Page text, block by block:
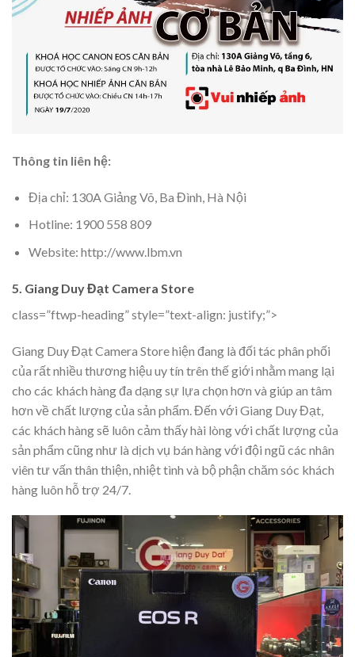
Thông tin liên hệ:
Địa chỉ: 130A Giảng Võ, Ba Đình, Hà Nội
Hotline: 1900 558 809
Website: http://www.lbm.vn
5. Giang Duy Đạt Camera Store
class=”ftwp-heading” style=”text-align: justify;”>
Giang Duy Đạt Camera Store hiện đang là đối tác phân phối
của rất nhiều thương hiệu uy tín trên thế giới nhằm mang lại
cho các khách hàng đa dạng sự lựa chọn hơn và giúp an tâm
hơn về chất lượng của sản phẩm. Đến với Giang Duy Đạt,
các khách hàng sẽ luôn cảm thấy hài lòng với chất lượng của
sản phẩm cũng như là dịch vụ bán hàng với đội ngũ các nhân
viên tư vấn thân thiện, nhiệt tình và bộ phận chăm sóc khách
hàng luôn hỗ trợ 24/7.